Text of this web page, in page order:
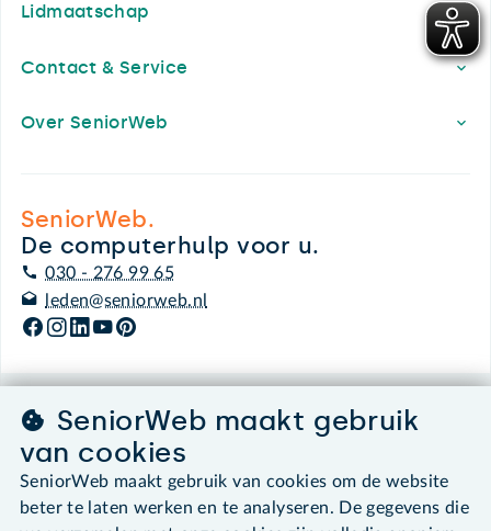
Lidmaatschap
Contact & Service
Over SeniorWeb
SeniorWeb.
De computerhulp voor u.
030 - 276 99 65
leden@seniorweb.nl
©2026 SeniorWeb
Algemene voorwaarden
Cookies en cookie-instellingen
SeniorWeb maakt gebruik
van cookies
SeniorWeb maakt gebruik van cookies om de website
beter te laten werken en te analyseren. De gegevens die